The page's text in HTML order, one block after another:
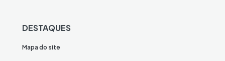
DESTAQUES
Mapa do site